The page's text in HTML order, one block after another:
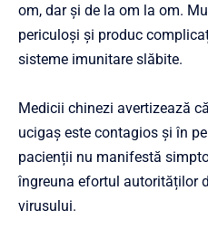
om, dar și de la om la om.
periculoși şi produc
sisteme imunitare slăbite.
Medicii chinezi avertizează
ucigaș este contagios și în
pacienții nu manifestă
îngreuna efortul autorităților
virusului.